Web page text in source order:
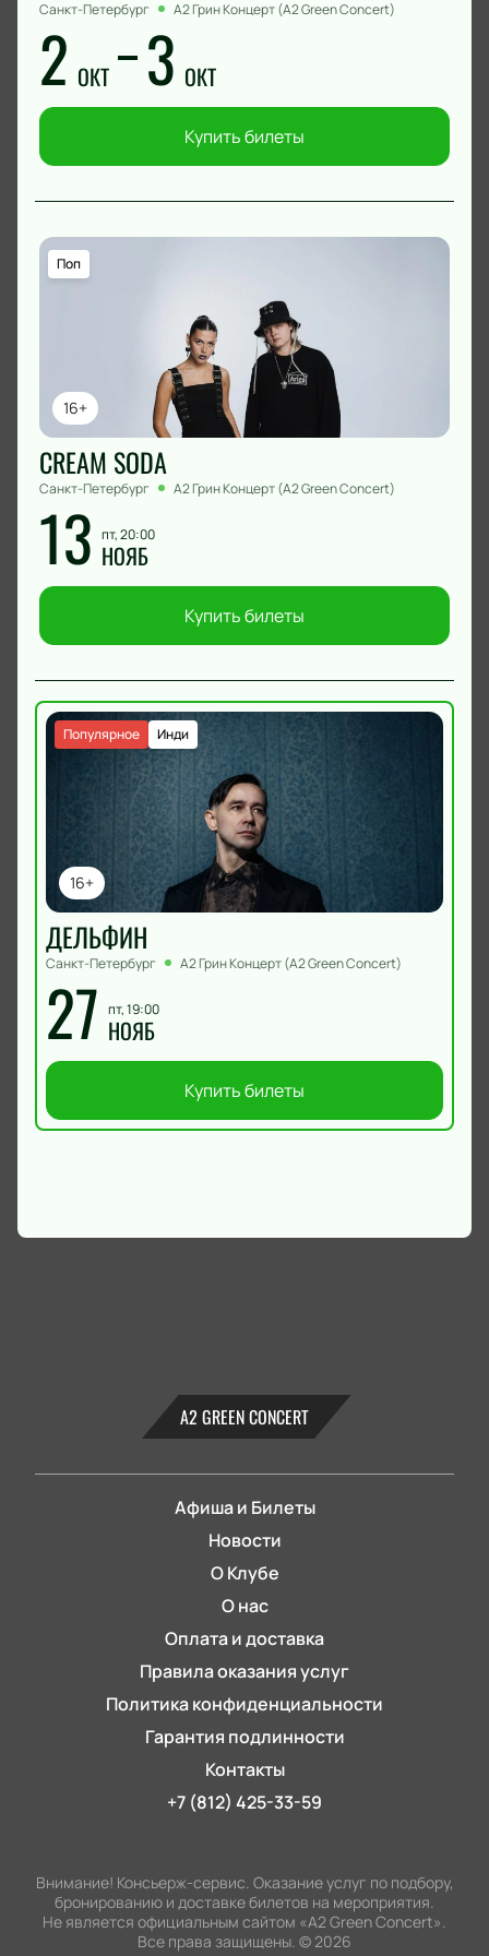
Санкт-Петербург А2 Грин Концерт (A2 Green Concert)
2 ОКТ 3 ОКТ
Купить билеты
16+
Поп
CREAM SODA
Санкт-Петербург А2 Грин Концерт (A2 Green Concert)
13 пт, 20:00
НОЯБ
Купить билеты
16+
Инди
Популярное
ДЕЛЬФИН
Санкт-Петербург А2 Грин Концерт (A2 Green Concert)
27 пт, 19:00
НОЯБ
Купить билеты
А2 GREEN CONCERT
Афиша и Билеты
Новости
О Клубе
О нас
Оплата и доставка
Правила оказания услуг
Политика конфиденциальности
Гарантия подлинности
Контакты
+7 (812) 425-33-59
Внимание! Консьерж-сервис. Оказание услуг по подбору,
бронированию и доставке билетов на мероприятия.
Не является официальным сайтом «А2 Green Concert».
Все права защищены. ©2026